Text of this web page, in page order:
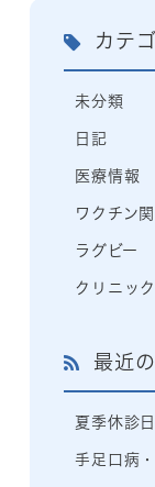
カテ
未分類
日記
医療情報
ワクチン
ラグビー
クリニッ
最近
夏季休診
手足口病